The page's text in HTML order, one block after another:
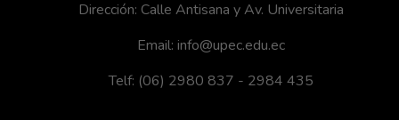
Dirección: Calle Antisana y Av. Universitaria
Email: info@upec.edu.ec
Telf: (06) 2980 837 - 2984 435